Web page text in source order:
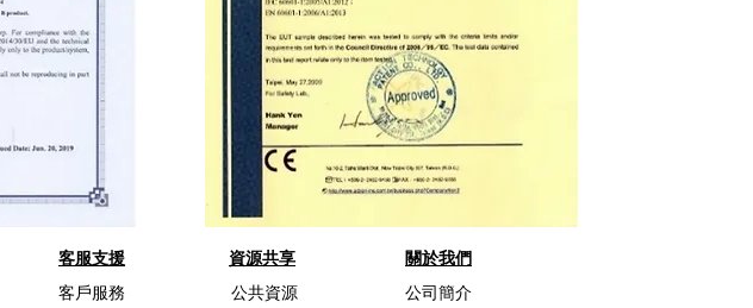
客服支援
客戶服務
資源共享
公共資源
關於我們
公司簡介